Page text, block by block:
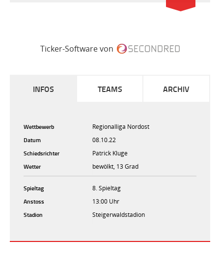
Ticker-Software von
INFOS TEAMS ARCHIV
Wettbewerb
Regionalliga Nordost
Datum
08.10.22
Schiedsrichter
Patrick Kluge
Wetter
bewölkt, 13 Grad
Spieltag
8. Spieltag
Anstoss
13:00 Uhr
Stadion
Steigerwaldstadion